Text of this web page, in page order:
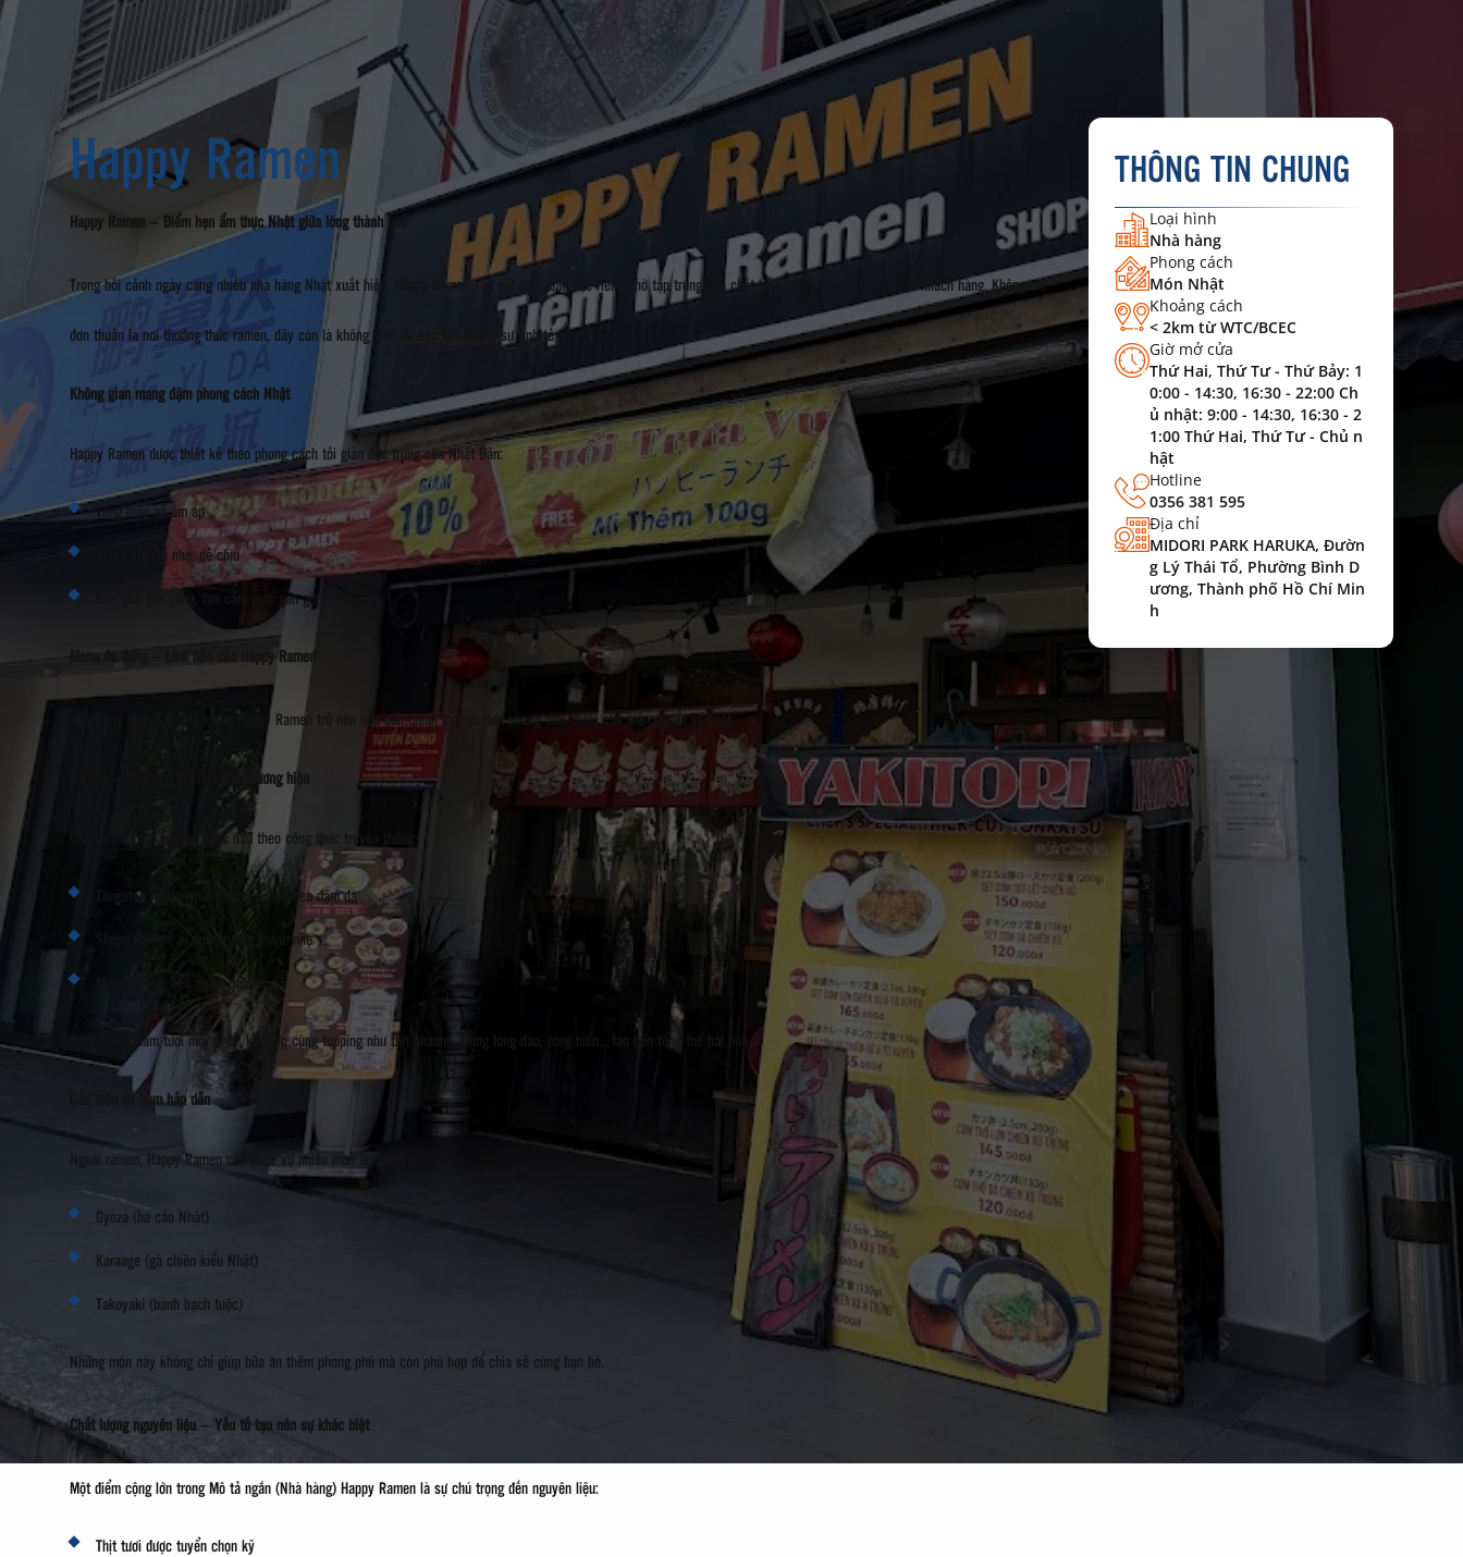
Happy Ramen
Happy Ramen – Điểm hẹn ẩm thực Nhật giữa lòng thành phố
Trong bối cảnh ngày càng nhiều nhà hàng Nhật xuất hiện, Happy Ramen vẫn giữ được bản sắc riêng nhờ tập trung vào chất lượng món ăn và trải nghiệm khách hàng. Không chỉ
đơn thuần là nơi thưởng thức ramen, đây còn là không gian để bạn tận hưởng sự tinh tế trong từng chi tiết.
Không gian mang đậm phong cách Nhật
Happy Ramen được thiết kế theo phong cách tối giản đặc trưng của Nhật Bản:
Tông màu gỗ ấm áp
Ánh sáng dịu nhẹ, dễ chịu
Bàn ghế gọn gàng, tạo cảm giác gần gũi
Menu đa dạng – Linh hồn của Happy Ramen
Một trong những yếu tố khiến Happy Ramen trở nên hấp dẫn chính là thực đơn phong phú, được chế biến chuẩn vị Nhật.
Ramen – Món chủ lực làm nên thương hiệu
Các món ramen tại đây được nấu theo công thức truyền thống:
Tonkotsu Ramen: nước dùng xương heo đậm đà
Shoyu Ramen: vị nước tương thanh nhẹ
Miso Ramen: béo ngậy, đậm vị
Sợi mì được làm tươi mỗi ngày, kết hợp cùng topping như thịt chashu, trứng lòng đào, rong biển… tạo nên tổng thể hài hòa.
Các món ăn kèm hấp dẫn
Ngoài ramen, Happy Ramen còn phục vụ nhiều món ăn kèm:
Gyoza (há cảo Nhật)
Karaage (gà chiên kiểu Nhật)
Takoyaki (bánh bạch tuộc)
Những món này không chỉ giúp bữa ăn thêm phong phú mà còn phù hợp để chia sẻ cùng bạn bè.
Chất lượng nguyên liệu – Yếu tố tạo nên sự khác biệt
Một điểm cộng lớn trong Mô tả ngắn (Nhà hàng) Happy Ramen là sự chú trọng đến nguyên liệu:
Thịt tươi được tuyển chọn kỹ
THÔNG TIN CHUNG
Loại hình
Nhà hàng
Phong cách
Món Nhật
Khoảng cách
< 2km từ WTC/BCEC
Giờ mở cửa
Thứ Hai, Thứ Tư - Thứ Bảy: 1
0:00 - 14:30, 16:30 - 22:00 Ch
ủ nhật: 9:00 - 14:30, 16:30 - 2
1:00 Thứ Hai, Thứ Tư - Chủ n
hật
Hotline
0356 381 595
Địa chỉ
MIDORI PARK HARUKA, Đườn
g Lý Thái Tổ, Phường Bình D
ương, Thành phố Hồ Chí Min
h